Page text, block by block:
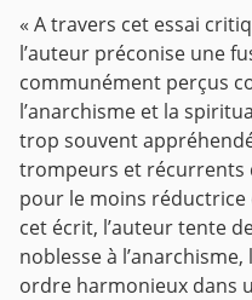
« A travers cet essai
l’auteur préconise une
communément perçus
l’anarchisme et la
trop souvent
trompeurs et récurrents
pour le moins
cet écrit, l’auteur tente
noblesse à
ordre harmonieux dans